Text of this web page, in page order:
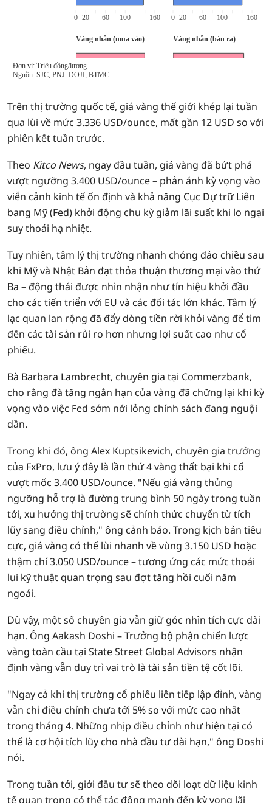
Trên thị trường quốc tế, giá vàng thế giới khép lại tuần
qua lùi về mức 3.336 USD/ounce, mất gần 12 USD so với
phiên kết tuần trước.
Theo Kitco News, ngay đầu tuần, giá vàng đã bứt phá
vượt ngưỡng 3.400 USD/ounce – phản ánh kỳ vọng vào
viễn cảnh kinh tế ổn định và khả năng Cục Dự trữ Liên
bang Mỹ (Fed) khởi động chu kỳ giảm lãi suất khi lo ngại
suy thoái hạ nhiệt.
Tuy nhiên, tâm lý thị trường nhanh chóng đảo chiều sau
khi Mỹ và Nhật Bản đạt thỏa thuận thương mại vào thứ
Ba – động thái được nhìn nhận như tín hiệu khởi đầu
cho các tiến triển với EU và các đối tác lớn khác. Tâm lý
lạc quan lan rộng đã đẩy dòng tiền rời khỏi vàng để tìm
đến các tài sản rủi ro hơn nhưng lợi suất cao như cổ
phiếu.
Bà Barbara Lambrecht, chuyên gia tại Commerzbank,
cho rằng đà tăng ngắn hạn của vàng đã chững lại khi kỳ
vọng vào việc Fed sớm nới lỏng chính sách đang nguội
dần.
Trong khi đó, ông Alex Kuptsikevich, chuyên gia trưởng
của FxPro, lưu ý đây là lần thứ 4 vàng thất bại khi cố
vượt mốc 3.400 USD/ounce. "Nếu giá vàng thủng
ngưỡng hỗ trợ là đường trung bình 50 ngày trong tuần
tới, xu hướng thị trường sẽ chính thức chuyển từ tích
lũy sang điều chỉnh," ông cảnh báo. Trong kịch bản tiêu
cực, giá vàng có thể lùi nhanh về vùng 3.150 USD hoặc
thậm chí 3.050 USD/ounce – tương ứng các mức thoái
lui kỹ thuật quan trọng sau đợt tăng hồi cuối năm
ngoái.
Dù vậy, một số chuyên gia vẫn giữ góc nhìn tích cực dài
hạn. Ông Aakash Doshi – Trưởng bộ phận chiến lược
vàng toàn cầu tại State Street Global Advisors nhận
định vàng vẫn duy trì vai trò là tài sản tiền tệ cốt lõi.
"Ngay cả khi thị trường cổ phiếu liên tiếp lập đỉnh, vàng
vẫn chỉ điều chỉnh chưa tới 5% so với mức cao nhất
trong tháng 4. Những nhịp điều chỉnh như hiện tại có
thể là cơ hội tích lũy cho nhà đầu tư dài hạn," ông Doshi
nói.
Trong tuần tới, giới đầu tư sẽ theo dõi loạt dữ liệu kinh
tế quan trọng có thể tác động mạnh đến kỳ vọng lãi